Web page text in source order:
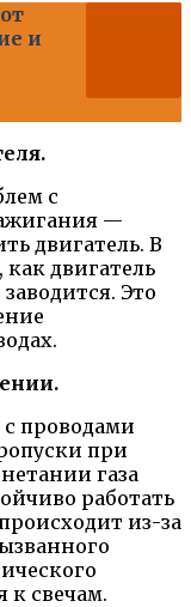
и
с
—
двигатель. В
двигатель
Это
проводами
при
газа
работать
из-за
к свечам.